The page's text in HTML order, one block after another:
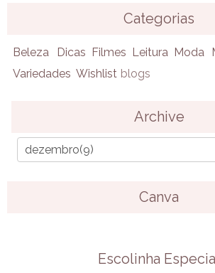
Categorias
Beleza Dicas Filmes Leitura Moda
Variedades Wishlist blogs
Archive
Canva
Escolinha